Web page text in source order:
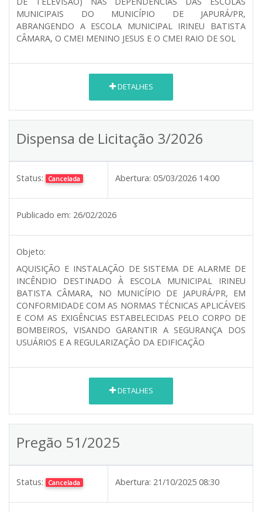
MUNICIPAIS DO MUNICÍPIO DE JAPURÁ/PR,
ABRANGENDO A ESCOLA MUNICIPAL IRINEU BATISTA
CÂMARA, O CMEI MENINO JESUS E O CMEI RAIO DE SOL
DETALHES
Dispensa de Licitação 3/2026
Status: Cancelada Abertura: 05/03/2026 14:00
Publicado em: 26/02/2026
Objeto:
AQUISIÇÃO E INSTALAÇÃO DE SISTEMA DE ALARME DE
INCÊNDIO DESTINADO À ESCOLA MUNICIPAL IRINEU
BATISTA CÂMARA, NO MUNICÍPIO DE JAPURÁ/PR, EM
CONFORMIDADE COM AS NORMAS TÉCNICAS APLICÁVEIS
E COM AS EXIGÊNCIAS ESTABELECIDAS PELO CORPO DE
BOMBEIROS, VISANDO GARANTIR A SEGURANÇA DOS
USUÁRIOS E A REGULARIZAÇÃO DA EDIFICAÇÃO
DETALHES
Pregão 51/2025
Status: Cancelada Abertura: 21/10/2025 08:30